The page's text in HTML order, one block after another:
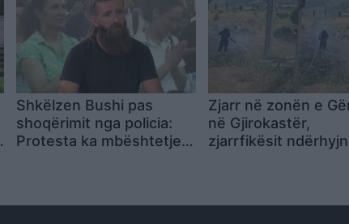
Shkëlzen Bushi pas
shoqërimit nga policia:
Protesta ka mbështetjen
Zjarr në zonën e
në Gjirokastër,
zjarrfikësit